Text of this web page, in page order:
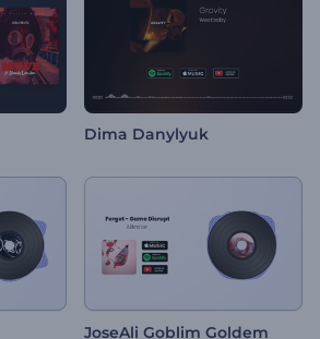
Dima Danylyuk
JoseAli Goblim Goldem